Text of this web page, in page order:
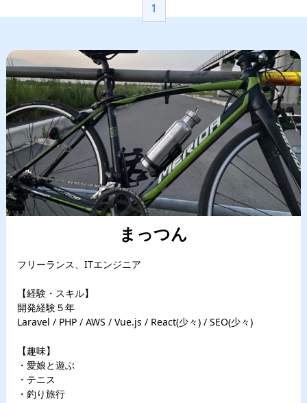
1
まっつん
フリーランス、ITエンジニア
【経験・スキル】
開発経験５年
Laravel / PHP / AWS / Vue.js / React(少々) / SEO(少々)
【趣味】
・愛娘と遊ぶ
・テニス
・釣り旅行